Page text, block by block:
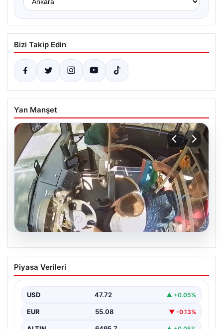
Bizi Takip Edin
Yan Manşet
05.08.2026
Otobüste Rahatsızlanan Yolcu Şoförün
Hızlı Müdahalesi ile Hastaneye
Trabzon’da halk otobüsünde aniden rahatsızlanan 76
Sinan…
Piyasa Verileri
USD 47.72 ▲ +0.05%
EUR 55.08 ▼ -0.13%